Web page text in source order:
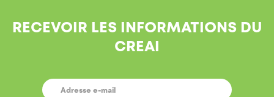
RECEVOIR LES INFORMATIONS DU
CREAI
E-
MAIL *